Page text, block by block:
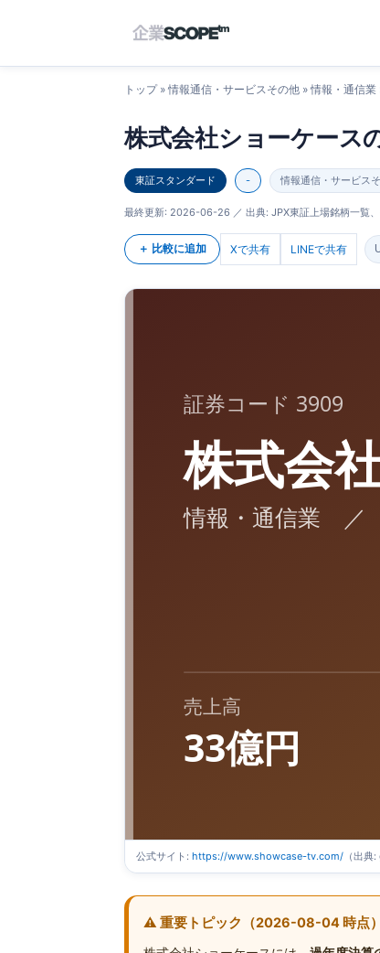
トップ» 情報通信・サービスその他 » 情報・通信業
株式会社ショーケース
東証スタンダード - 情報通信・サービス
最終更新: 2026-06-26 ／ 出典: JPX東証上場銘柄一覧
＋ 比較に追加 Xで共有 LINEで共有
証券コード 3909
株式会
情報・通信業 ／
売上高
33億円
公式サイト: https://www.showcase-tv.com/ （出
⚠️ 重要トピック（2026-08-04 時点）